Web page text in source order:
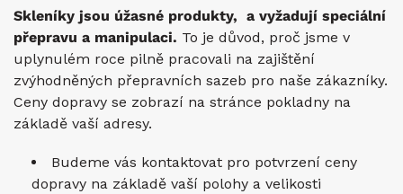
Skleníky jsou úžasné produkty, a vyžadují speciální
přepravu a manipulaci. To je důvod, proč jsme v
uplynulém roce pilně pracovali na zajištění
zvýhodněných přepravních sazeb pro naše zákazníky.
Ceny dopravy se zobrazí na stránce pokladny na
základě vaší adresy.
Budeme vás kontaktovat pro potvrzení ceny
dopravy na základě vaší polohy a velikosti